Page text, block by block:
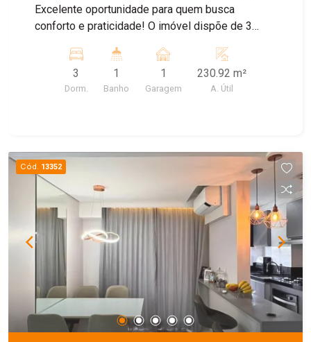
Excelente oportunidade para quem busca
conforto e praticidade! O imóvel dispõe de 3
serviço, com ambientes bem distribuídos para
proporcionar mais comodidade no dia a dia.
Como diferencial, a casa será entregue com
proporcionando mais segurança e comodidade.
Agende sua visita e venha conhecer este imóvel!
3
Dorm.
1
Banho
1
Garagem
230.92 m²
A. Útil
Cód. 13352